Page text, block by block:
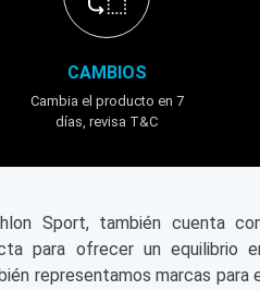
CAMBIOS
Cambia el producto en 7
días, revisa T&C
Sport, también cuenta
para ofrecer un equilibrio
representamos marcas